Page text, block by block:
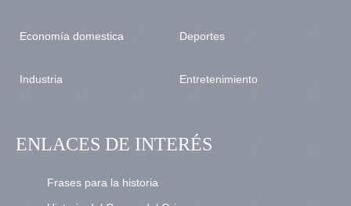
Economía domestica
Industria
Deportes
Entretenimiento
ENLACES DE INTERÉS
Frases para la historia